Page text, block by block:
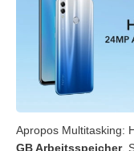
Apropos Multitasking:
GB Arbeitsspeicher.